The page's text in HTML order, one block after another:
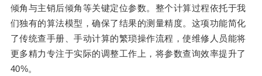
倾角与主销后倾角等关键定位参数。整个计算过程依托于我
们独有的算法模型，确保了结果的测量精度。这项功能简化
了传统查手册、手动计算的繁琐操作流程，使维修人员能将
更多精力专注于实际的调整工作上，将参数查询效率提升了
40%。